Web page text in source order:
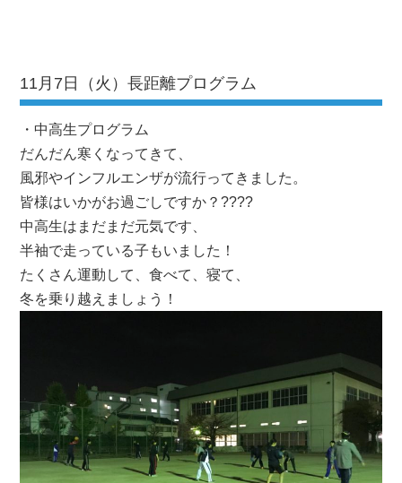
11月7日（火）長距離プログラム
・中高生プログラム
だんだん寒くなってきて、
風邪やインフルエンザが流行ってきました。
皆様はいかがお過ごしですか？????
中高生はまだまだ元気です、
半袖で走っている子もいました！
たくさん運動して、食べて、寝て、
冬を乗り越えましょう！